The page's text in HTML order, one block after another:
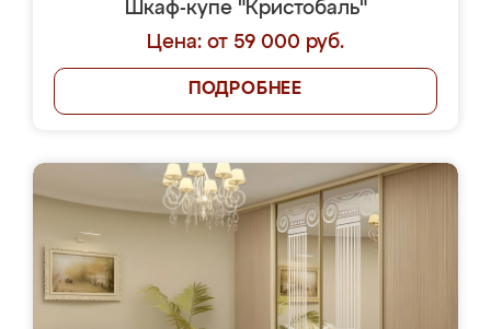
Шкаф-купе "Кристобаль"
Цена: от 59 000 руб.
ПОДРОБНЕЕ